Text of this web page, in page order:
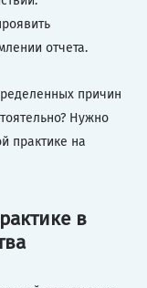
отчета.
причин
Нужно
практике на
в